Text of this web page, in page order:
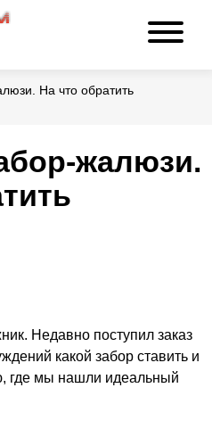
На что обратить
жалюзи.
Недавно поступил заказ
какой забор ставить и
где мы нашли идеальный